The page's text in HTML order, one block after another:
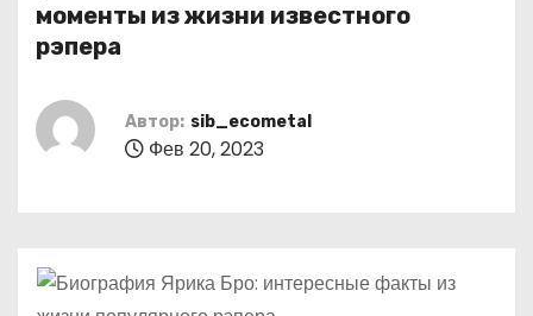
моменты из жизни известного
рэпера
Автор: sib_ecometal
Фев 20, 2023